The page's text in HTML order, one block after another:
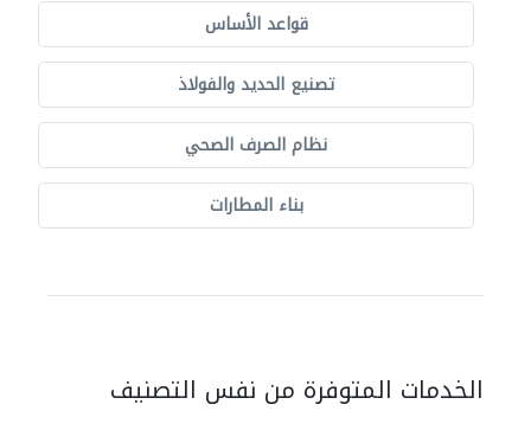
قواعد الأساس
تصنيع الحديد والفولاذ
نظام الصرف الصحي
بناء المطارات
الخدمات المتوفرة من نفس التصنيف